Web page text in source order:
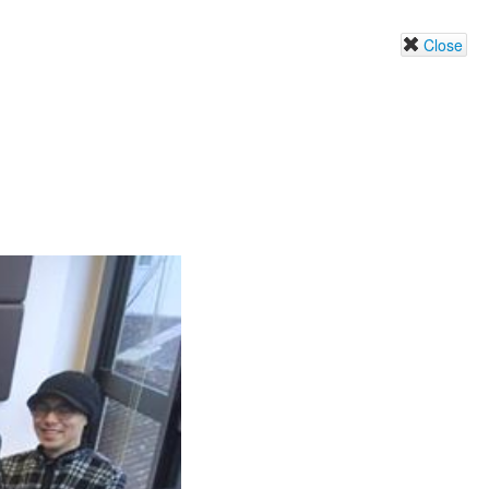
Close